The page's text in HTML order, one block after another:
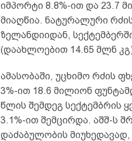
იმპორტი 8.8%-ით და 23.7
მიაღწია. ნატურალური
ზელანდიიდან,
(დაახლოებით 14.65 მლნ
ამასობაში, უცხიმო რძის
3%-ით 18.6 მილიონ
წლის შემდეგ სექტემბრის
3.1%-ით შემცირდა. აშშ-ს
დაძაბულობის